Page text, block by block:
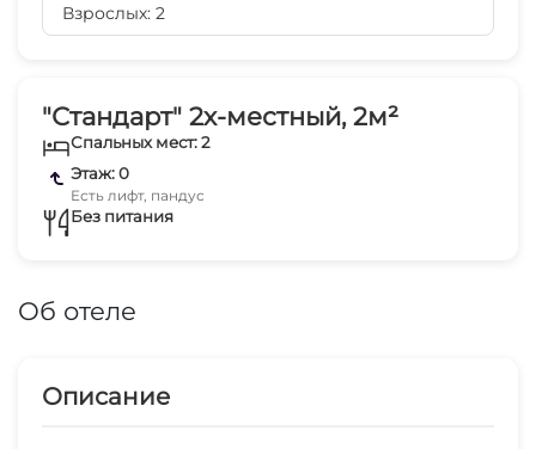
"Стандарт" 2х-местный, 2м²
Спальных мест: 2
Этаж: 0
Есть лифт, пандус
Без питания
Об отеле
Описание
Взрослых: 2